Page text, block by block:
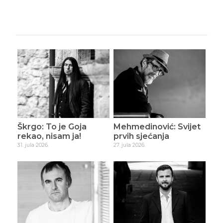
Škrgo: To je Goja
rekao, nisam ja!
31. jula 2026.
Mehmedinović: Svijet
prvih sjećanja
27. jula 2026.